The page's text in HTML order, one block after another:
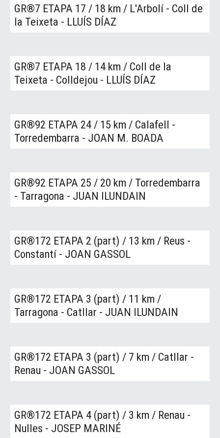
GR®7 ETAPA 17 / 18 km / L'Arbolí - Coll de
la Teixeta - LLUÍS DÍAZ
GR®7 ETAPA 18 / 14 km / Coll de la
Teixeta - Colldejou - LLUÍS DÍAZ
GR®92 ETAPA 24 / 15 km / Calafell -
Torredembarra - JOAN M. BOADA
GR®92 ETAPA 25 / 20 km / Torredembarra
- Tarragona - JUAN ILUNDAIN
GR®172 ETAPA 2 (part) / 13 km / Reus -
Constantí - JOAN GASSOL
GR®172 ETAPA 3 (part) / 11 km /
Tarragona - Catllar - JUAN ILUNDAIN
GR®172 ETAPA 3 (part) / 7 km / Catllar -
Renau - JOAN GASSOL
GR®172 ETAPA 4 (part) / 3 km / Renau -
Nulles - JOSEP MARINÉ